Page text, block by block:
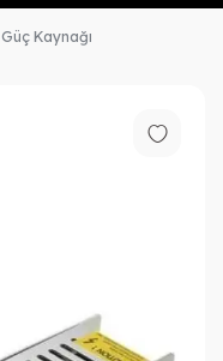
Güç Kaynağı